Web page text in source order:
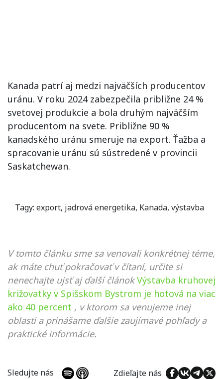
Kanada patrí aj medzi najväčších producentov
uránu. V roku 2024 zabezpečila približne 24 %
svetovej produkcie a bola druhým najväčším
producentom na svete. Približne 90 %
kanadského uránu smeruje na export. Ťažba a
spracovanie uránu sú sústredené v provincii
Saskatchewan.
Tagy: export, jadrová energetika, Kanada, výstavba
V tomto článku sme sa venovali konkrétnej téme,
ak máte chuť pokračovať v čítaní, určite si
nenechajte ujsť aj ďalší článok Výstavba kruhovej
križovatky v Spišskom Bystrom je hotová na viac
ako 40 percent , v ktorom sa venujeme inej
oblasti a prinášame ďalšie zaujímavé pohľady a
praktické informácie.
Sledujte nás Zdieľajte nás